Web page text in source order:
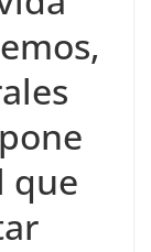
que